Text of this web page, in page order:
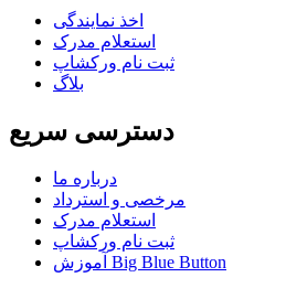
اخذ نمايندگی
استعلام مدرک
ثبت نام ورکشاپ
بلاگ
دسترسی سریع
درباره ما
مرخصی و استرداد
استعلام مدرک
ثبت نام ورکشاپ
آموزش Big Blue Button